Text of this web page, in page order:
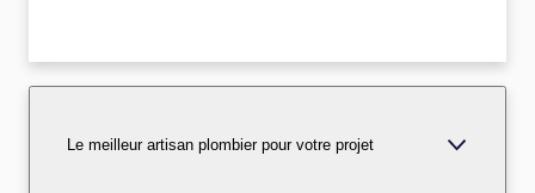
Le meilleur artisan plombier pour votre projet